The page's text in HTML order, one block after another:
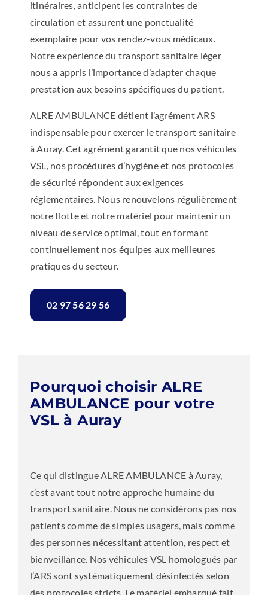
itinéraires, anticipent les contraintes de
circulation et assurent une ponctualité
exemplaire pour vos rendez-vous médicaux.
Notre expérience du transport sanitaire léger
nous a appris l’importance d’adapter chaque
prestation aux besoins spécifiques du patient.
ALRE AMBULANCE détient l’agrément ARS
indispensable pour exercer le transport sanitaire
à Auray. Cet agrément garantit que nos véhicules
VSL, nos procédures d’hygiène et nos protocoles
de sécurité répondent aux exigences
réglementaires. Nous renouvelons régulièrement
notre flotte et notre matériel pour maintenir un
niveau de service optimal, tout en formant
continuellement nos équipes aux meilleures
pratiques du secteur.
02 97 56 29 56
Pourquoi choisir ALRE
AMBULANCE pour votre
VSL à Auray
Ce qui distingue ALRE AMBULANCE à Auray,
c’est avant tout notre approche humaine du
transport sanitaire. Nous ne considérons pas nos
patients comme de simples usagers, mais comme
des personnes nécessitant attention, respect et
bienveillance. Nos véhicules VSL homologués par
l’ARS sont systématiquement désinfectés selon
des protocoles stricts. Le matériel embarqué fait